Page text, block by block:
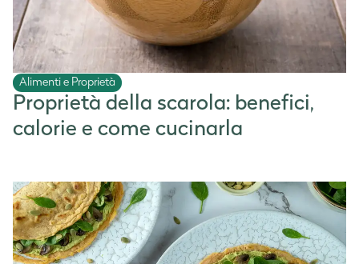
Alimenti e Proprietà
Proprietà della scarola: benefici,
calorie e come cucinarla